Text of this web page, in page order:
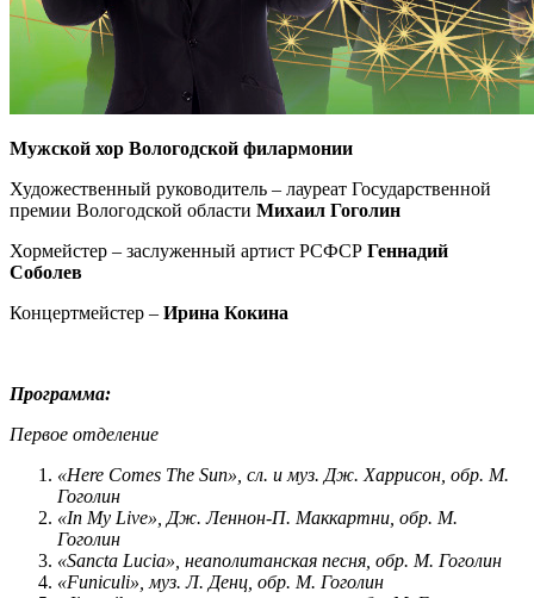
Мужской хор Вологодской филармонии
Художественный руководитель – лауреат Государственной
премии Вологодской области Михаил Гоголин
Хормейстер – заслуженный артист РСФСР Геннадий
Соболев
Концертмейстер – Ирина Кокина
Программа:
Первое отделение
«Here Comes The Sun», сл. и муз. Дж. Харрисон, обр. М.
Гоголин
«In My Live», Дж. Леннон-П. Маккартни, обр. М.
Гоголин
«Sancta Lucia», неаполитанская песня, обр. М. Гоголин
«Funiculi», муз. Л. Денц, обр. М. Гоголин